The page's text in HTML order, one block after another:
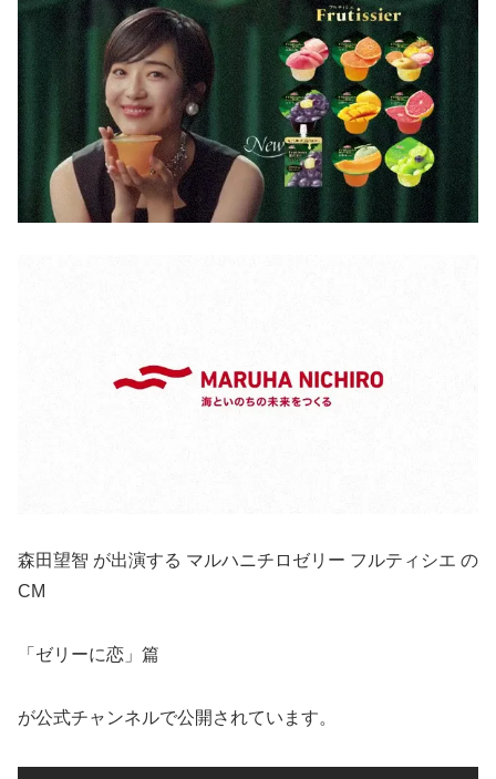
森田望智 が出演する マルハニチロゼリー フルティシエ の
CM
「ゼリーに恋」篇
が公式チャンネルで公開されています。